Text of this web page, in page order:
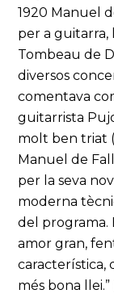
1920 Manuel
per a guitarra,
Tombeau de
diversos
comentava
guitarrista
molt ben triat
Manuel de
per la seva
moderna
del
amor gran,
característica,
més bona